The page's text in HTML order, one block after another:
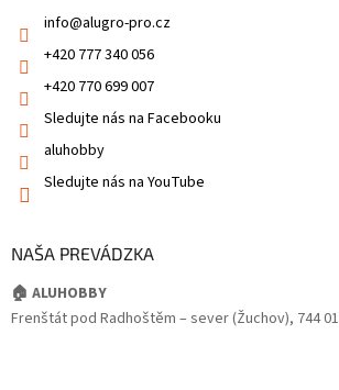
info@alugro-pro.cz
+420 777 340 056
+420 770 699 007
Sledujte nás na Facebooku
aluhobby
Sledujte nás na YouTube
NAŠA PREVÁDZKA
🏠 ALUHOBBY
Frenštát pod Radhoštěm – sever (Žuchov), 744 01